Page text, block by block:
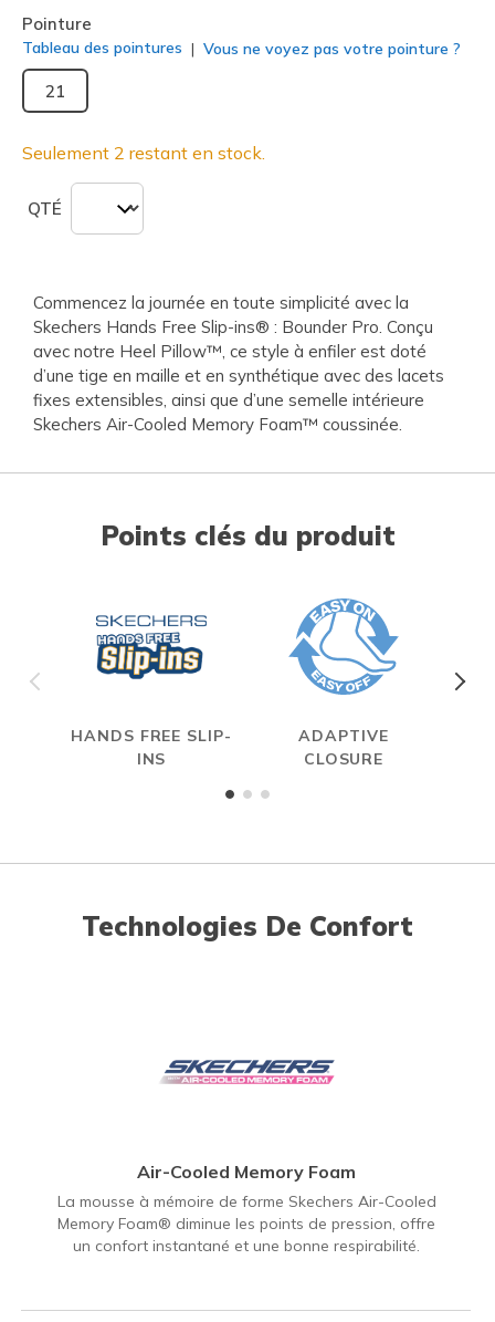
Pointure
Tableau des pointures Vous ne voyez pas votre pointure ?
21
Seulement 2 restant en stock.
QTÉ
Commencez la journée en toute simplicité avec la
Skechers Hands Free Slip-ins® : Bounder Pro. Conçu
avec notre Heel Pillow™, ce style à enfiler est doté
d’une tige en maille et en synthétique avec des lacets
fixes extensibles, ainsi que d’une semelle intérieure
Skechers Air-Cooled Memory Foam™ coussinée.
Points clés du produit
HANDS FREE SLIP-
INS
ADAPTIVE
CLOSURE
Technologies De Confort
Air-Cooled Memory Foam
La mousse à mémoire de forme Skechers Air-Cooled
Memory Foam® diminue les points de pression, offre
un confort instantané et une bonne respirabilité.